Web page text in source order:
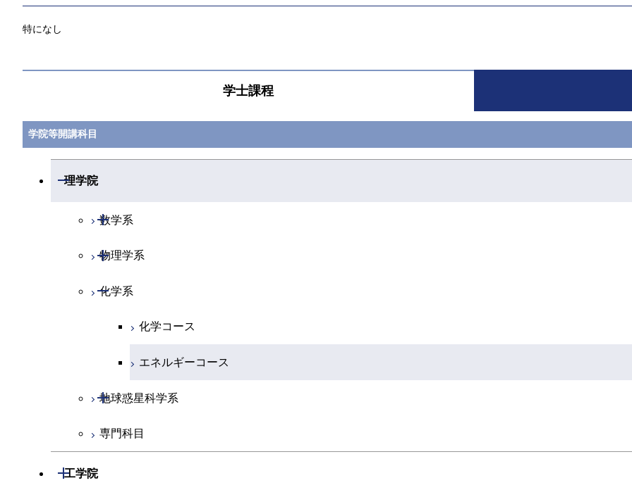
特になし
学士課程
学院等開講科目
理学院
開閉
数学系
開閉
数学コース
物理学系
開閉
化学系
開閉
化学コース
エネルギーコース
地球惑星科学系
開閉
地球惑星科学コース
専門科目
工学院
開閉